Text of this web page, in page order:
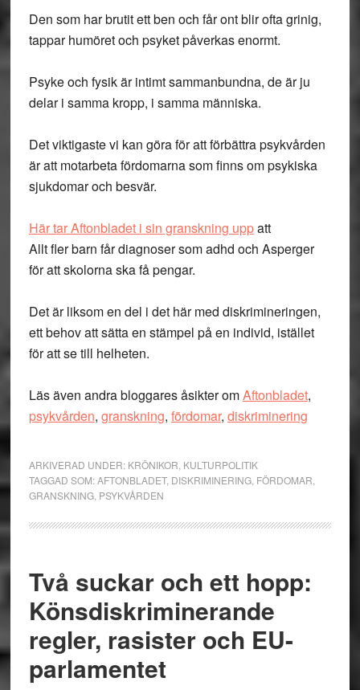
Den som har brutit ett ben och får ont blir ofta grinig,
tappar humöret och psyket påverkas enormt.
Psyke och fysik är intimt sammanbundna, de är ju
delar i samma kropp, i samma människa.
Det viktigaste vi kan göra för att förbättra psykvården
är att motarbeta fördomarna som finns om psykiska
sjukdomar och besvär.
Här tar Aftonbladet i sin granskning uppatt
Allt fler barn får diagnoser som adhd och Asperger
för att skolorna ska få pengar.
Det är liksom en del i det här med diskrimineringen,
ett behov att sätta en stämpel på en individ, istället
för att se till helheten.
Läs även andra bloggares åsikter omAftonbladet,
psykvården, granskning, fördomar, diskriminering
ARKIVERAD UNDER: KRÖNIKOR KULTURPOLITIK
TAGGAD SOM:AFTONBLADET, DISKRIMINERING, FÖRDOMAR
GRANSKNING, PSYKVÅRDEN
Två suckar och ett hopp:
Könsdiskriminerande
regler, rasister och EU-
parlamentet